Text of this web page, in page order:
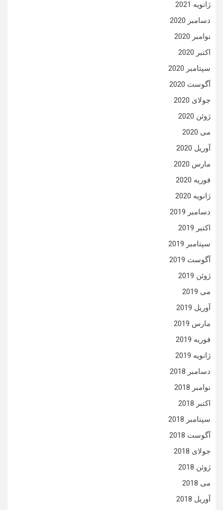
ژانویه 2021
دسامبر 2020
نوامبر 2020
اکتبر 2020
سپتامبر 2020
آگوست 2020
جولای 2020
ژوئن 2020
می 2020
آوریل 2020
مارس 2020
فوریه 2020
ژانویه 2020
دسامبر 2019
اکتبر 2019
سپتامبر 2019
آگوست 2019
ژوئن 2019
می 2019
آوریل 2019
مارس 2019
فوریه 2019
ژانویه 2019
دسامبر 2018
نوامبر 2018
اکتبر 2018
سپتامبر 2018
آگوست 2018
جولای 2018
ژوئن 2018
می 2018
آوریل 2018